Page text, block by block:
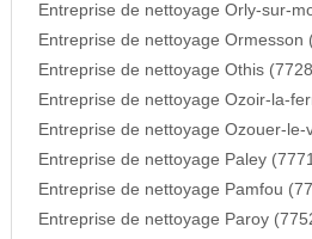
Entreprise de nettoyage Orly-sur-
Entreprise de nettoyage Ormesson
Entreprise de nettoyage Othis
Entreprise de nettoyage Ozoir-la-
Entreprise de nettoyage Ozouer-le-
Entreprise de nettoyage Paley
Entreprise de nettoyage Pamfou
Entreprise de nettoyage Paroy